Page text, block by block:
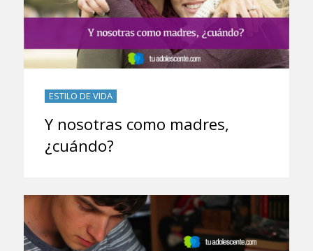
ESTILO DE VIDA
Y nosotras como madres,
¿cuándo?